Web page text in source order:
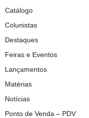
Catálogo
Colunistas
Destaques
Feiras e Eventos
Lançamentos
Matérias
Notícias
Ponto de Venda – PDV